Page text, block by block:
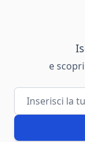
e
Indirizzo email